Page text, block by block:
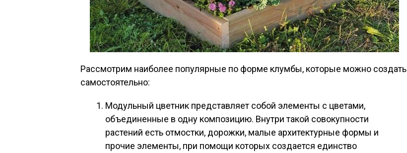
Рассмотрим наиболее популярные по форме клумбы, которые можно создать
самостоятельно:
Модульный цветник представляет собой элементы с цветами,
объединенные в одну композицию. Внутри такой совокупности
растений есть отмостки, дорожки, малые архитектурные формы и
прочие элементы, при помощи которых создается единство